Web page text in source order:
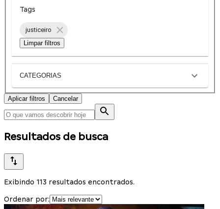
Tags
justiceiro
Limpar filtros
CATEGORIAS
Aplicar filtros Cancelar
Resultados de busca
Exibindo 113 resultados encontrados.
Ordenar por: